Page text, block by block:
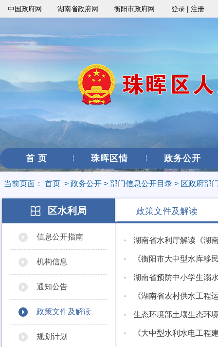
中国政府网 湖南省政府网 衡阳市政府网 登录 | 注册
首 页 珠晖区情 政务公开
当前页面： 首页 > 政务公开 > 部门信息公开目录 > 区政府部
区水利局
信息公开指南
机构信息
通知公告
政策文件及解读
规划计划
政策文件及解读
湖南省水利厅解读《湖
《衡阳市大中型水库移
湖南省预防中小学生溺
《湖南省农村供水工程
生态环境部土壤生态环
《大中型水利水电工程